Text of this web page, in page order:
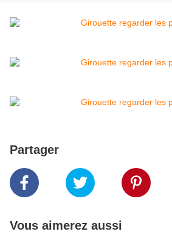
Partager
Vous aimerez aussi